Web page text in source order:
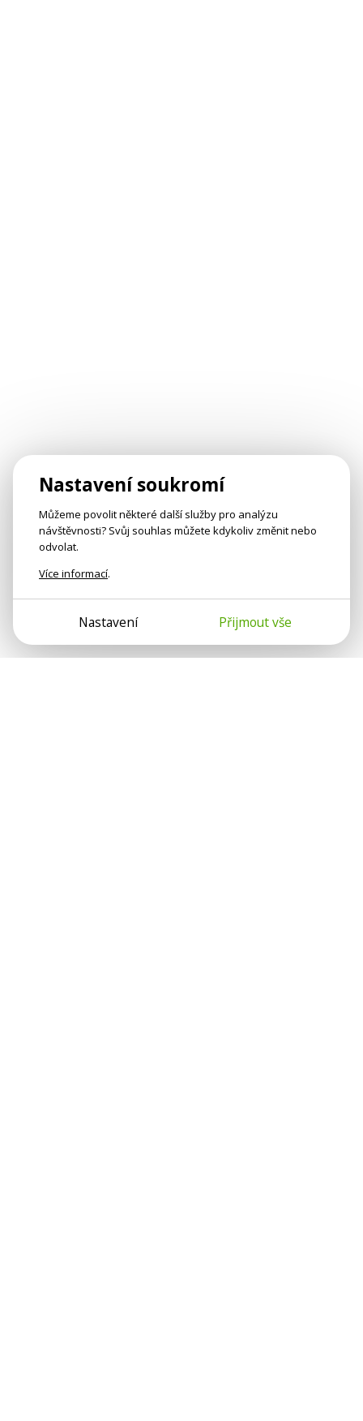
Nastavení soukromí
Můžeme povolit některé další služby pro analýzu
návštěvnosti? Svůj souhlas můžete kdykoliv změnit nebo
odvolat.
Více informací.
Nastavení Přijmout vše